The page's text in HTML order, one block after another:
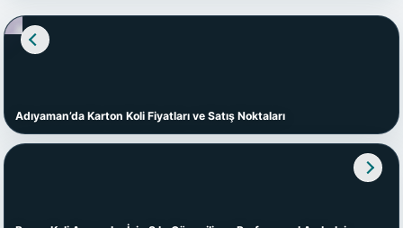
Adıyaman’da Karton Koli Fiyatları ve Satış Noktaları